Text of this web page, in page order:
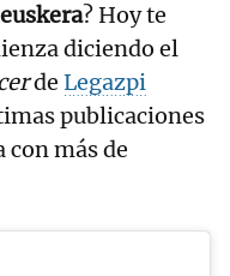
? Hoy te
diciendo el
de Legazpi
publicaciones
más de